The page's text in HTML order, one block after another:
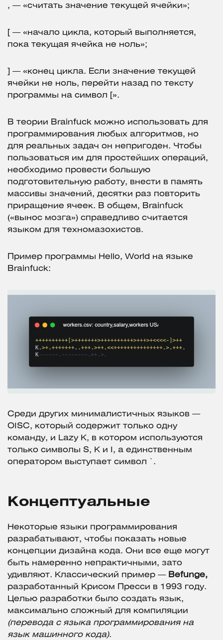
, — «считать значение текущей ячейки»;
[ — «начало цикла, который выполняется,
пока текущая ячейка не ноль»;
] — «конец цикла. Если значение текущей
ячейки не ноль, перейти назад по тексту
программы на символ [».
В теории Brainfuck можно использовать для
программирования любых алгоритмов, но
для реальных задач он непригоден. Чтобы
пользоваться им для простейших операций,
необходимо провести большую
подготовительную работу, внести в память
массивы значений, десятки раз повторить
приращение ячеек. В общем, Brainfuck
(«вынос мозга») справедливо считается
языком для техномазохистов.
Пример программы Hello, World на языке
Brainfuck:
Среди других минималистичных языков —
OISC, который содержит только одну
команду, и Lazy K, в котором используются
только символы S, K и I, а единственным
оператором выступает символ `.
Концептуальные
Некоторые языки программирования
разрабатывают, чтобы показать новые
концепции дизайна кода. Они все еще могут
быть намеренно непрактичными, зато
удивляют. Классический пример —Befunge,
разработанный Крисом Пресси в 1993 году.
Целью разработки было создать язык,
максимально сложный для компиляции
(перевода с языка программирования на
язык машинного кода).